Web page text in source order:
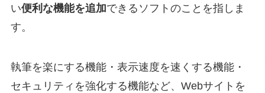
い便利な機能を追加できるソフトのことを指しま
す。
執筆を楽にする機能・表示速度を速くする機能・
セキュリティを強化する機能など、Webサイトを